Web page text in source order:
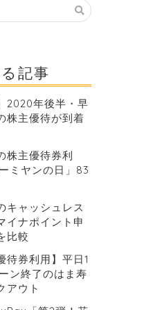
記事
2020年後半・早
株主優待が到着
株主優待券利
ミヤンの日」83
キャッシュレス
イナポイント申
比較
待券利用】平日1
ン終了のはま寿
アウト